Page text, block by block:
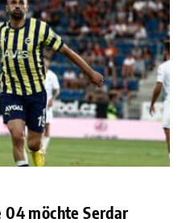
04 möchte Serdar